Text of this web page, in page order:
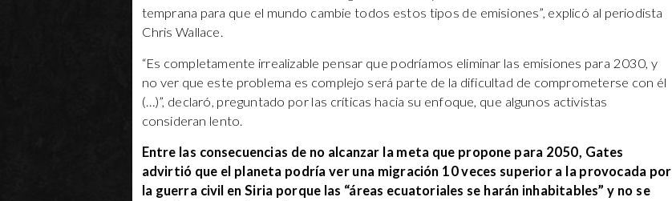
temprana para que el mundo cambie todos estos tipos de emisiones”, explicó al periodista
Chris Wallace.
“Es completamente irrealizable pensar que podríamos eliminar las emisiones para 2030, y
no ver que este problema es complejo será parte de la dificultad de comprometerse con él
(…)”, declaró, preguntado por las críticas hacia su enfoque, que algunos activistas
consideran lento.
Entre las consecuencias de no alcanzar la meta que propone para 2050, Gates
advirtió que el planeta podría ver una migración 10 veces superior a la provocada por
la guerra civil en Siria porque las “áreas ecuatoriales se harán inhabitables” y no se